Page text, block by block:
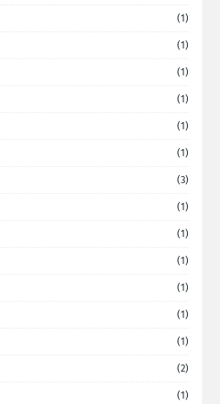
(1)
(1)
(1)
(1)
(1)
(1)
(3)
(1)
(1)
(1)
(1)
(1)
(1)
(2)
(1)